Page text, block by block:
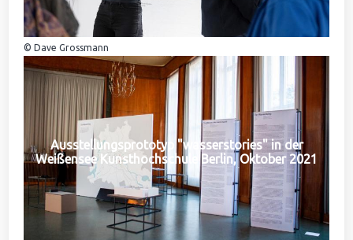
© Dave Grossmann
Ausstellungsprototyp "wasserstories" in der
Weißensee Kunsthochschule Berlin, Oktober 2021